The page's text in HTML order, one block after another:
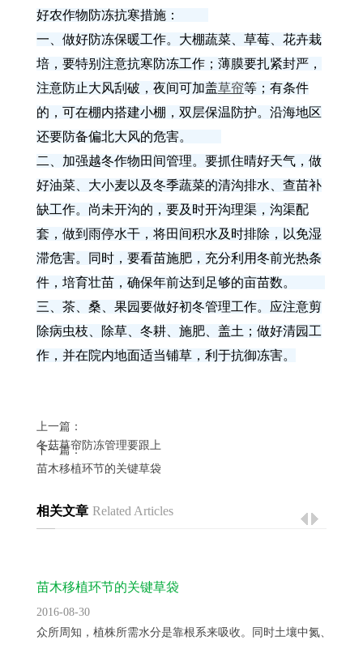
好农作物防冻抗寒措施：
一、做好防冻保暖工作。大棚蔬菜、草莓、花卉栽
培，要特别注意抗寒防冻工作；薄膜要扎紧封严，
注意防止大风刮破，夜间可加盖草帘等；有条件
的，可在棚内搭建小棚，双层保温防护。沿海地区
还要防备偏北大风的危害。
二、加强越冬作物田间管理。要抓住晴好天气，做
好油菜、大小麦以及冬季蔬菜的清沟排水、查苗补
缺工作。尚未开沟的，要及时开沟理渠，沟渠配
套，做到雨停水干，将田间积水及时排除，以免湿
滞危害。同时，要看苗施肥，充分利用冬前光热条
件，培育壮苗，确保年前达到足够的亩苗数。
三、茶、桑、果园要做好初冬管理工作。应注意剪
除病虫枝、除草、冬耕、施肥、盖土；做好清园工
作，并在院内地面适当铺草，利于抗御冻害。
上一篇：
冬菇草帘防冻管理要跟上
下一篇：
苗木移植环节的关键草袋
相关文章 Related Articles
苗木移植环节的关键草袋
2016-08-30
众所周知，植株所需水分是靠根系来吸收。同时土壤中氮、磷、...